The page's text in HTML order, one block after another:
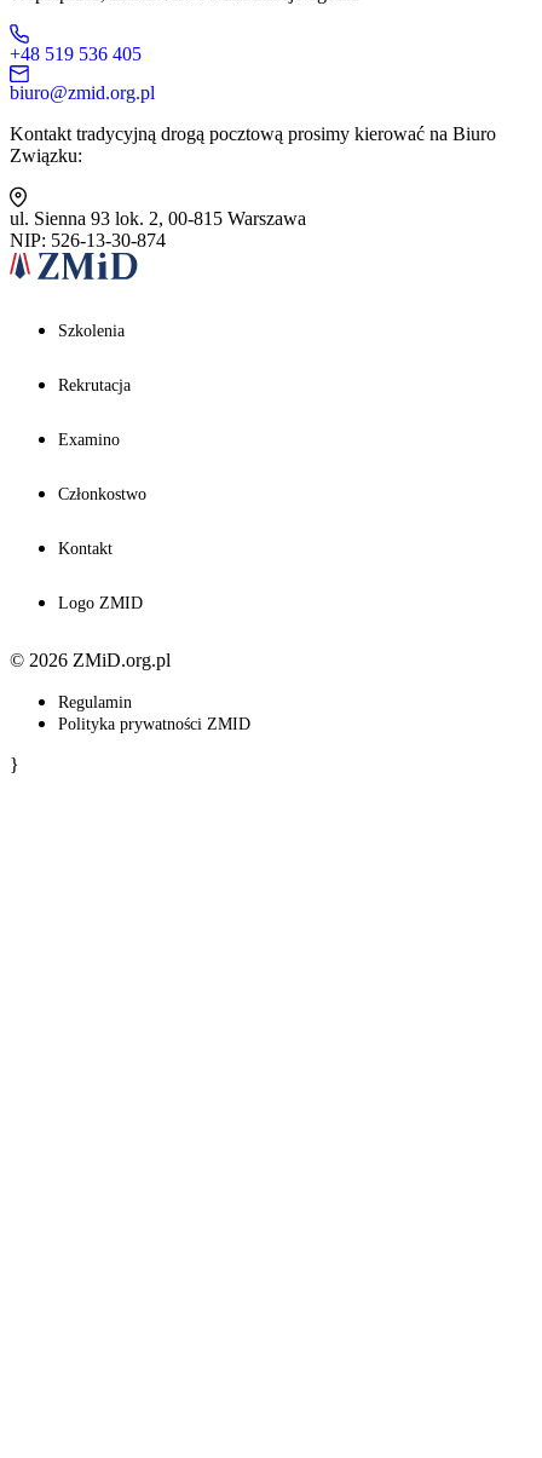
+48 519 536 405
biuro@zmid.org.pl
Kontakt tradycyjną drogą pocztową prosimy kierować na Biuro
Związku:
ul. Sienna 93 lok. 2, 00-815 Warszawa
NIP: 526-13-30-874
Szkolenia
Rekrutacja
Examino
Członkostwo
Kontakt
Logo ZMID
© 2026 ZMiD.org.pl
Regulamin
Polityka prywatności ZMID
}